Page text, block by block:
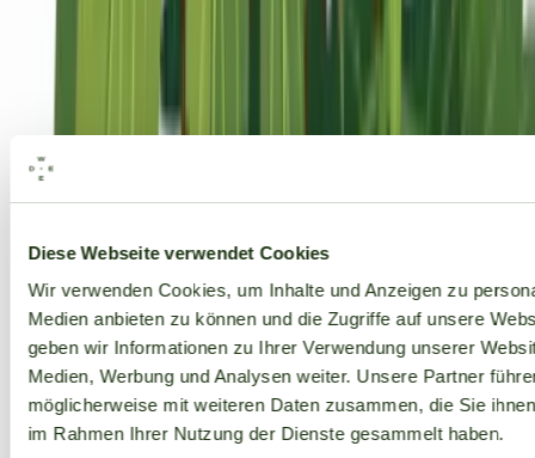
Diese Webseite verwendet Cookies
Wir verwenden Cookies, um Inhalte und Anzeigen zu
Medien anbieten zu können und die Zugriffe auf unsere
geben wir Informationen zu Ihrer Verwendung unserer
Medien, Werbung und Analysen weiter. Unsere Partner
möglicherweise mit weiteren Daten zusammen, die Sie
im Rahmen Ihrer Nutzung der Dienste gesammelt haben.